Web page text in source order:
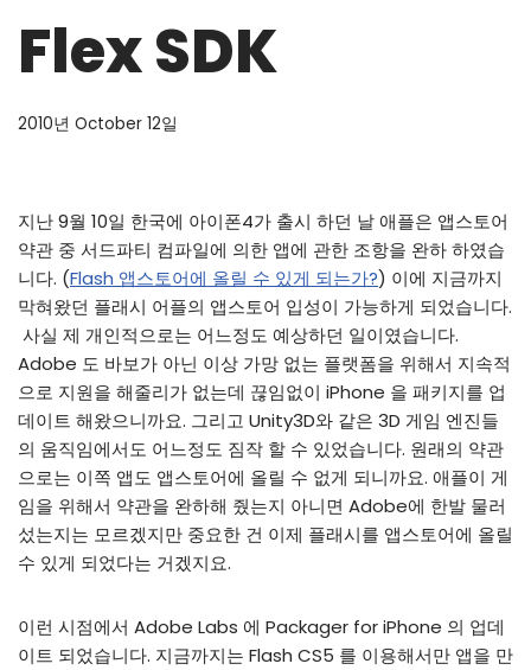
Flex SDK
2010년 October 12일
지난 9월 10일 한국에 아이폰4가 출시 하던 날 애플은 앱스토어
약관 중 서드파티 컴파일에 의한 앱에 관한 조항을 완하 하였습
니다. (Flash 앱스토어에 올릴 수 있게 되는가?) 이에 지금까지
막혀왔던 플래시 어플의 앱스토어 입성이 가능하게 되었습니다.
사실 제 개인적으로는 어느정도 예상하던 일이였습니다.
Adobe 도 바보가 아닌 이상 가망 없는 플랫폼을 위해서 지속적
으로 지원을 해줄리가 없는데 끊임없이 iPhone 을 패키지를 업
데이트 해왔으니까요. 그리고 Unity3D와 같은 3D 게임 엔진들
의 움직임에서도 어느정도 짐작 할 수 있었습니다. 원래의 약관
으로는 이쪽 앱도 앱스토어에 올릴 수 없게 되니까요. 애플이 게
임을 위해서 약관을 완하해 줬는지 아니면 Adobe에 한발 물러
섰는지는 모르겠지만 중요한 건 이제 플래시를 앱스토어에 올릴
수 있게 되었다는 거겠지요.
이런 시점에서 Adobe Labs 에 Packager for iPhone 의 업데
이트 되었습니다. 지금까지는 Flash CS5 를 이용해서만 앱을 만